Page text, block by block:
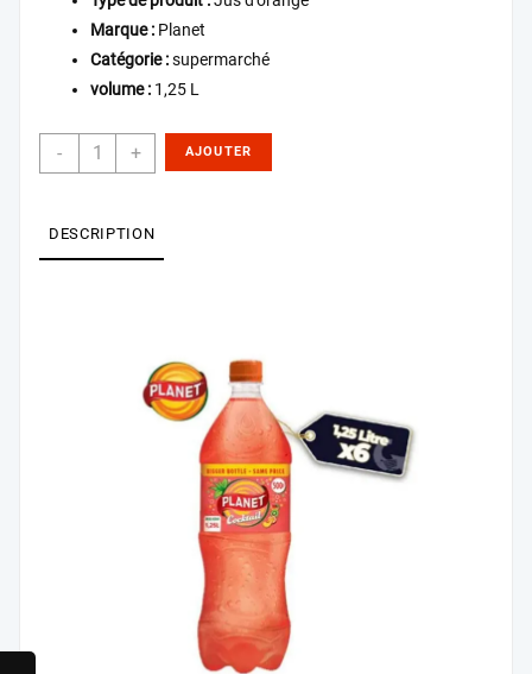
Marque : Planet
Catégorie :supermarché
volume : 1,25 L
- + AJOUTER
DESCRIPTION